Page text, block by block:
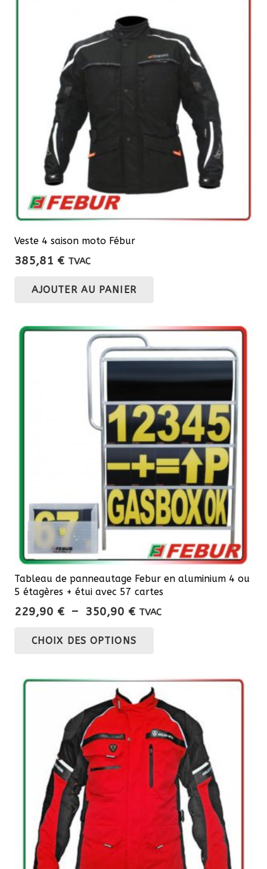
options
peuvent
page
produit
Veste 4 saison moto Fébur
385,81 € TVAC
AJOUTER AU PANIER
Tableau de panneautage Febur en aluminium 4 ou
5 étagères + étui avec 57 cartes
229,90 € – 350,90 €Plage
prix :
350,90 €
TVAC
CHOIX DES OPTIONS
plusieurs
Les
options
peuvent
choisies
sur
page
du
produit